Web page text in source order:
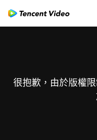
很抱歉，由於版權